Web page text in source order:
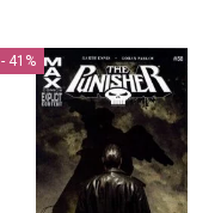
- 41%